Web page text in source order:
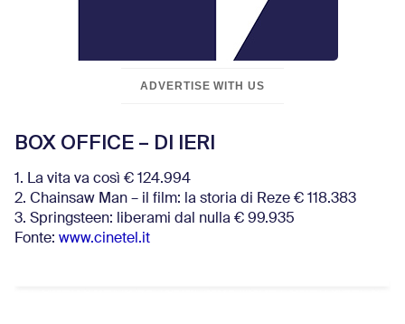
ADVERTISE WITH US
BOX OFFICE – DI IERI
1. La vita va così € 124.994
2. Chainsaw Man – il film: la storia di Reze € 118.383
3. Springsteen: liberami dal nulla € 99.935
Fonte: www.cinetel.it